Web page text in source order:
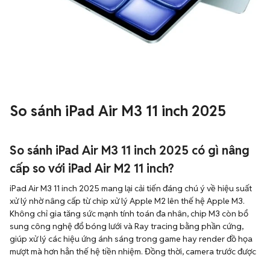
So sánh iPad Air M3 11 inch 2025
So sánh iPad Air M3 11 inch 2025 có gì nâng
cấp so với iPad Air M2 11 inch?
iPad Air M3 11 inch 2025 mang lại cải tiến đáng chú ý về hiệu suất
xử lý nhờ nâng cấp từ chip xử lý Apple M2 lên thế hệ Apple M3.
Không chỉ gia tăng sức mạnh tính toán đa nhân, chip M3 còn bổ
sung công nghệ đổ bóng lưới và Ray tracing bằng phần cứng,
giúp xử lý các hiệu ứng ánh sáng trong game hay render đồ họa
mượt mà hơn hẳn thế hệ tiền nhiệm. Đồng thời, camera trước được